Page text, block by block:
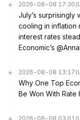
2026-08-08 17:30
July’s
cooling in inflation
interest rates
Economic’s
2026-08-08 13:17
Why One Top
Be Won With Rate
2026-08-08 03:01